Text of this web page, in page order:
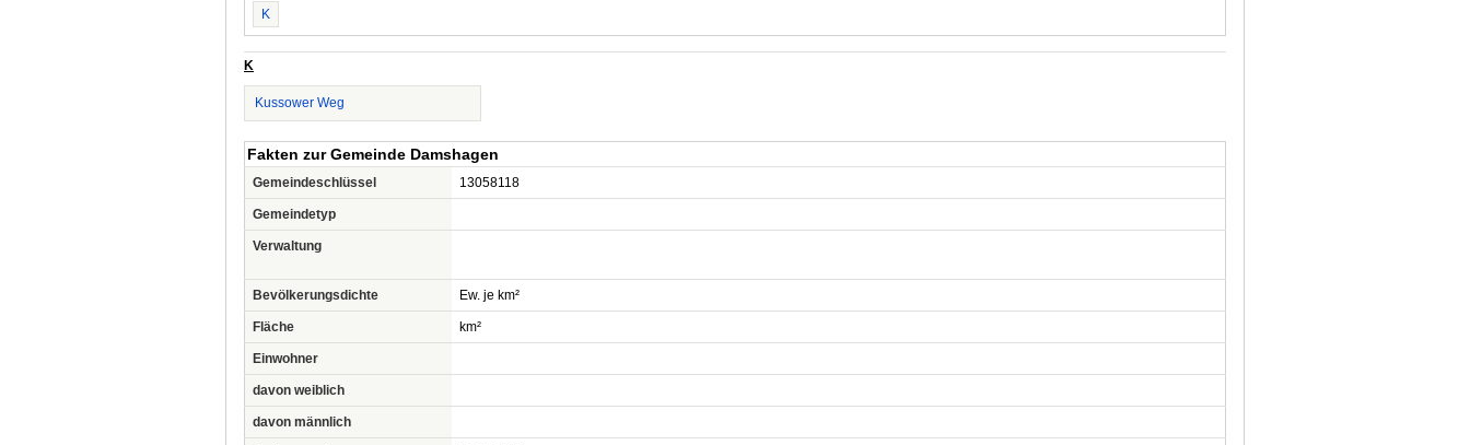
K
K
Kussower Weg
Fakten zur Gemeinde Damshagen
Gemeindeschlüssel 13058118
Gemeindetyp
Verwaltung
Bevölkerungsdichte Ew. je km²
Fläche km²
Einwohner
davon weiblich
davon männlich